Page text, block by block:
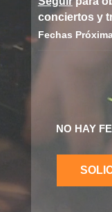
conciertos y
Fechas
NO HAY